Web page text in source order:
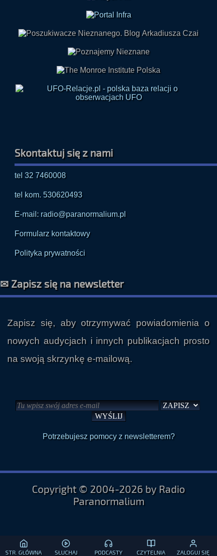
STR. GŁÓWNA SŁUCHAJ PODCASTY CZYTELNIA ZALOGUJ SIĘ
Skontaktuj się z nami
tel 32 7460008
tel kom. 530620493
E-mail: radio@paranormalium.pl
Formularz kontaktowy
Polityka prywatności
✉ Zapisz się na newsletter
Zapisz się, aby otrzymywać powiadomienia o
nowych audycjach i innych publikacjach prosto
na swoją skrzynkę e-mailową.
Potrzebujesz pomocy z newsletterem?
Copyright © 2004-2026 by Radio
Paranormalium